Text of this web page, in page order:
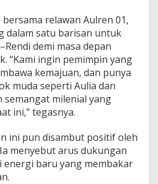
relawan Aulren 01,
dalam satu barisan untuk
demi masa depan
“Kami ingin pemimpin yang
kemajuan, dan punya
muda seperti Aulia dan
semangat milenial yang
ini,” tegasnya.
ini pun disambut positif oleh
menyebut arus dukungan
energi baru yang membakar